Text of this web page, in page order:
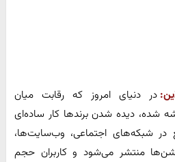
در دنیای امروز که رقابت میان
شده، دیده شدن برندها کار ساده‌ای
در شبکه‌های اجتماعی، وب‌سایت‌ها،
منتشر می‌شود و کاربران حجم